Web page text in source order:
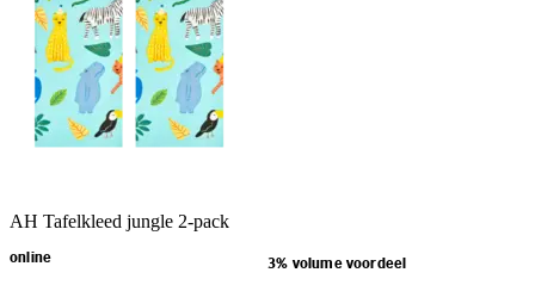
AH Tafelkleed jungle 2-pack
online 3% volume voordeel